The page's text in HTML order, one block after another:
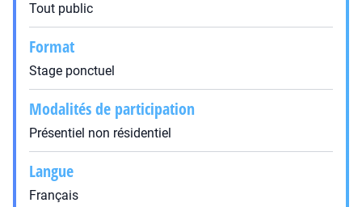
Tout public
Format
Stage ponctuel
Modalités de participation
Présentiel non résidentiel
Langue
Français